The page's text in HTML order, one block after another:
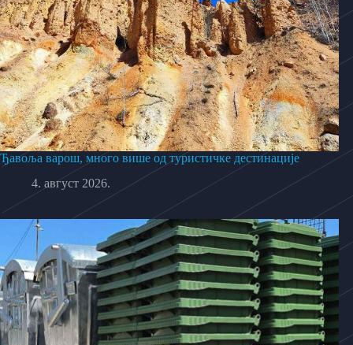
Ђавоља варош, много више од туристичке дестинације
4. август 2026.